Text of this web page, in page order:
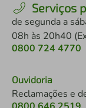
Serviços
de segunda a
08h às 20h40
0800 724 4770
Ouvidoria
Reclamações e